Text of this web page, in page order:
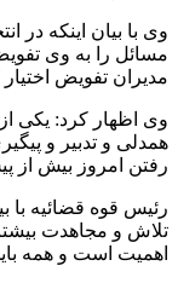
وی با بیان اینکه در
مسائل را به وی
مدیران تفویض
وی اظهار کرد: یکی
همدلی و تدبیر و
رفتن امروز بیش از
رئیس قوه قضائیه با
تلاش و مجاهدت
اهمیت است و همه